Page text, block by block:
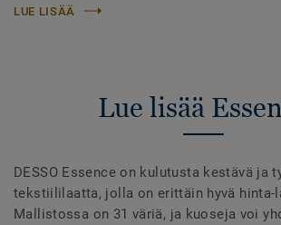
LUE LISÄÄ
Lue lisää
DESSO Essence on kulutusta kestävä ja
tekstiililaatta, jolla on erittäin hyvä hinta-
Mallistossa on 31 väriä, ja kuoseja voi